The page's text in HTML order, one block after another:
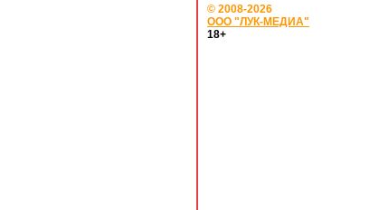
© 2008-2026
ООО "ЛУК-МЕДИА"
18+